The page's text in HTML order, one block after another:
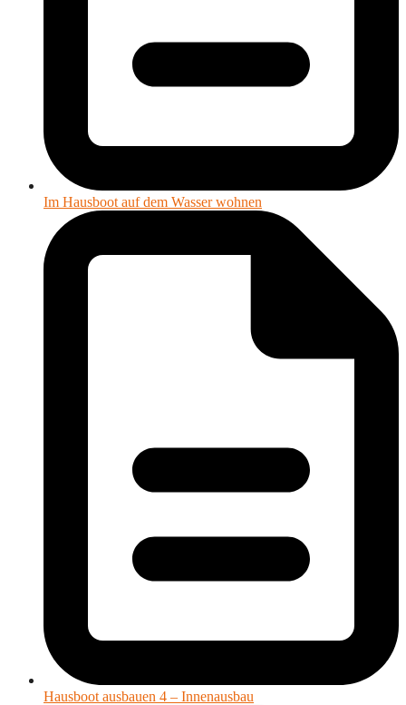
Im Hausboot auf dem Wasser wohnen
Hausboot ausbauen 4 – Innenausbau